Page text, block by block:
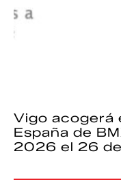
Vigo acogerá
España de
2026 el 26